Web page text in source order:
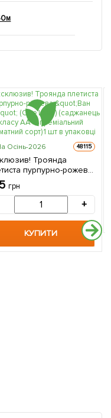
Осінь-2026 48115
Троянда
пурпурно-рожева
Лав" (One Love)
класу АА +,
ароматний
1 шт в упаковці
грн
+
КУПИТИ